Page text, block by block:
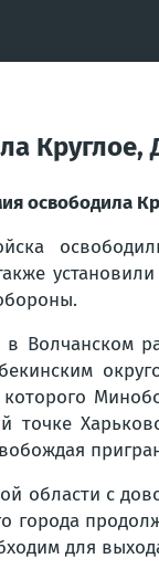
освободила
в Волчанском
точке
с
для